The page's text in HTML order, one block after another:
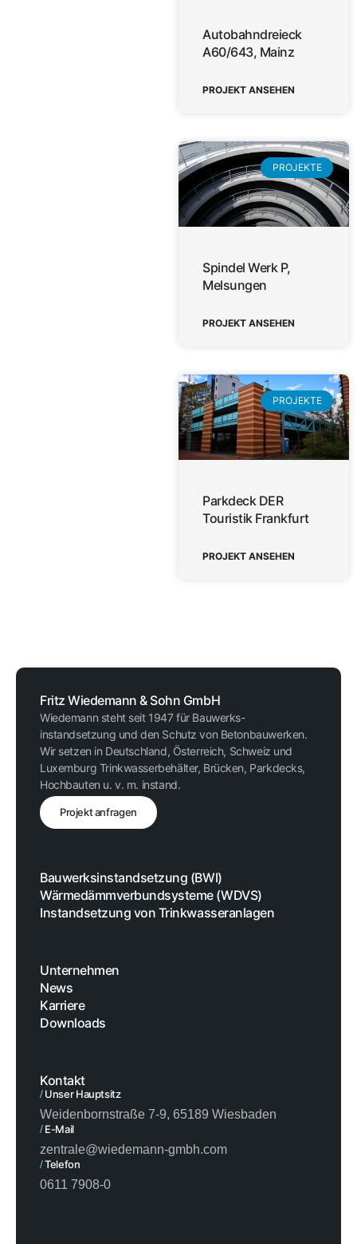
Autobahndreieck
A60/643, Mainz
PROJEKT ANSEHEN
PROJEKTE
Spindel Werk P,
Melsungen
PROJEKT ANSEHEN
PROJEKTE
Parkdeck DER
Touristik Frankfurt
PROJEKT ANSEHEN
Fritz Wiedemann & Sohn GmbH
Wiedemann steht seit 1947 für Bauwerks-
instandsetzung und den Schutz von Betonbauwerken.
Wir setzen in Deutschland, Österreich, Schweiz und
Luxemburg Trinkwasserbehälter, Brücken, Parkdecks,
Hochbauten u. v. m. instand.
Projekt anfragen
Bauwerksinstandsetzung (BWI)
Wärmedämmverbundsysteme (WDVS)
Instandsetzung von Trinkwasseranlagen
Unternehmen
News
Karriere
Downloads
Kontakt
/Unser Hauptsitz
Weidenbornstraße 7-9, 65189 Wiesbaden
/E-Mail
zentrale@wiedemann-gmbh.com
/Telefon
0611 7908-0